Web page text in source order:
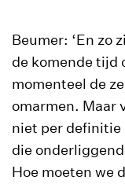
Beumer: ‘En zo
de komende tijd
momenteel de
omarmen. Maar
niet per definitie
die
Hoe moeten we